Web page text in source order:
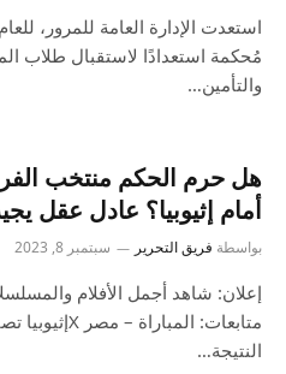
استعدت الإدارة العامة للمرور،
مُحكمة استعدادًا لاستقبال طلاب
والتأمين…
هل حرم الحكم منتخب
أمام إثيوبيا؟ عادل عقل
بواسطة فريق التحرير سبتمبر 8, 2023
النتيجة…